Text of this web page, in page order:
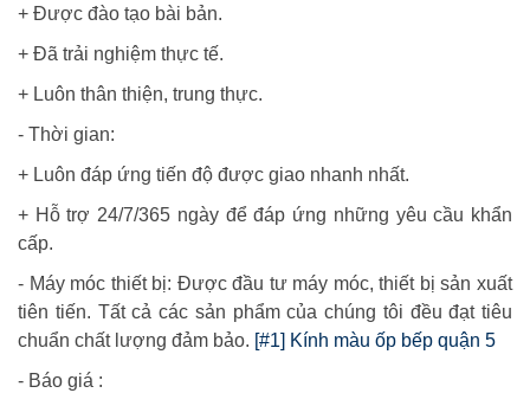
+ Được đào tạo bài bản.
+ Đã trải nghiệm thực tế.
+ Luôn thân thiện, trung thực.
- Thời gian:
+ Luôn đáp ứng tiến độ được giao nhanh nhất.
+ Hỗ trợ 24/7/365 ngày để đáp ứng những yêu cầu khẩn
cấp.
- Máy móc thiết bị: Được đầu tư máy móc, thiết bị sản xuất
tiên tiến. Tất cả các sản phẩm của chúng tôi đều đạt tiêu
chuẩn chất lượng đảm bảo. [#1] Kính màu ốp bếp quận 5
- Báo giá :